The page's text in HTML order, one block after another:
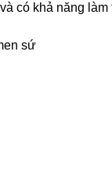
có khả năng
sứ